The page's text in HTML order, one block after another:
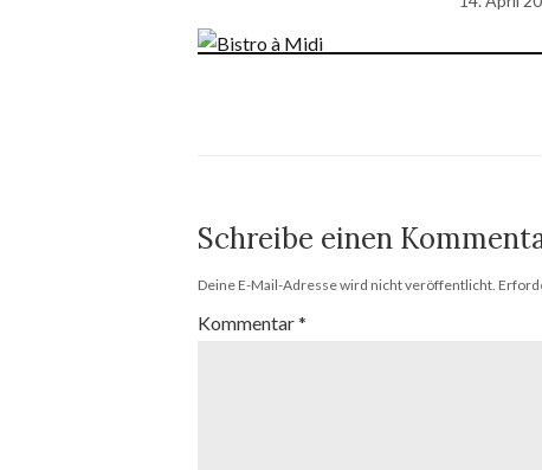
Schreibe einen
Deine E-Mail-Adresse wird nicht veröffentlicht.
Kommentar*